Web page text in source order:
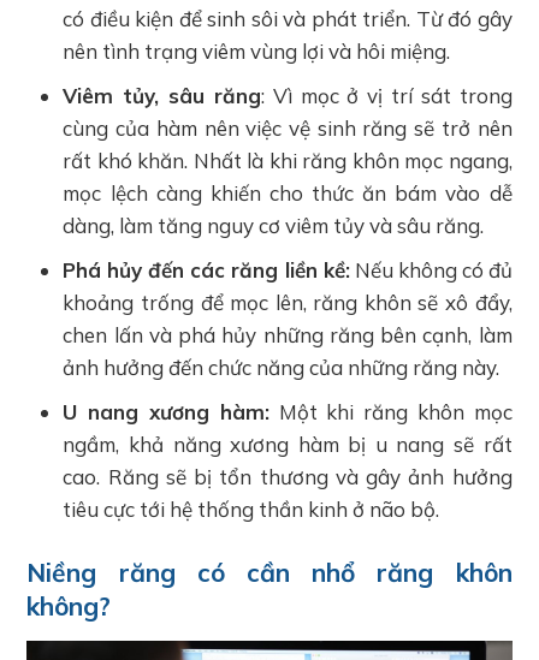
có điều kiện để sinh sôi và phát triển. Từ đó gây
nên tình trạng viêm vùng lợi và hôi miệng.
Viêm tủy, sâu răng: Vì mọc ở vị trí sát trong
cùng của hàm nên việc vệ sinh răng sẽ trở nên
rất khó khăn. Nhất là khi răng khôn mọc ngang,
mọc lệch càng khiến cho thức ăn bám vào dễ
dàng, làm tăng nguy cơ viêm tủy và sâu răng.
Phá hủy đến các răng liền kề:Nếu không có đủ
khoảng trống để mọc lên, răng khôn sẽ xô đẩy,
chen lấn và phá hủy những răng bên cạnh, làm
ảnh hưởng đến chức năng của những răng này.
U nang xương hàm:Một khi răng khôn mọc
ngầm, khả năng xương hàm bị u nang sẽ rất
cao. Răng sẽ bị tổn thương và gây ảnh hưởng
tiêu cực tới hệ thống thần kinh ở não bộ.
Niềng răng có cần nhổ răng khôn
không?